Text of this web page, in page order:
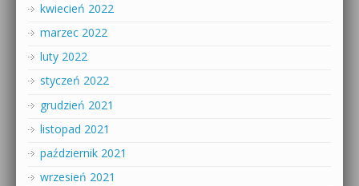
kwiecień 2022
marzec 2022
luty 2022
styczeń 2022
grudzień 2021
listopad 2021
październik 2021
wrzesień 2021